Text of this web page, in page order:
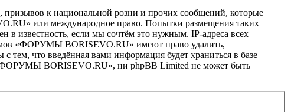
к национальной розни и прочих сообщений, которые
или международное право. Попытки размещения таких
известность, если мы сочтём это нужным. IP-адреса всех
«ФОРУМЫ BORISEVO.RU» имеют право удалить,
тем, что введённая вами информация будет храниться в базе
«ФОРУМЫ BORISEVO.RU», ни phpBB Limited не может быть